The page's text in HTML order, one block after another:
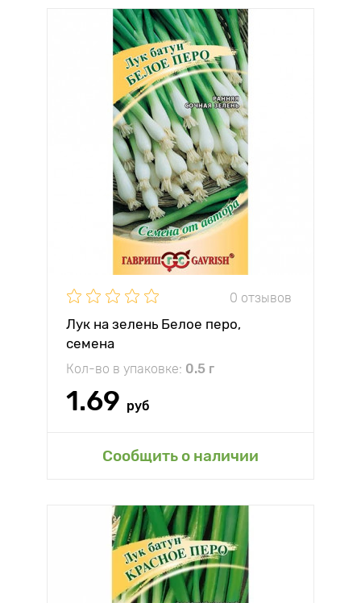
0 отзывов
Лук на зелень Белое перо,
семена
Кол-во в упаковке: 0.5 г
1.69 руб
Сообщить о наличии